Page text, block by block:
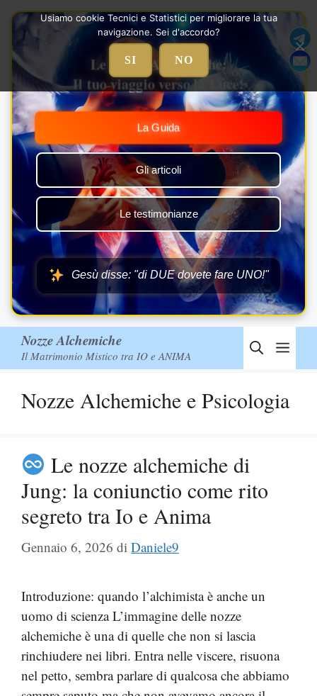
Vai
contenuto
Le Nozze Alchemiche:
Il tuo viaggio verso la Luce!
La Guida
Gli articoli
Le testimonianze
Gesù disse: "di DUE dovete fare UNO!"
Nozze Alchemiche
Il Matrimonio Mistico tra IO e ANIMA
Nozze Alchemiche e Psicologia
Le nozze alchemiche di
Jung: la coniunctio come rito
segreto tra Io e Anima
Gennaio 6, 2026 di Daniele9
Introduzione: quando l’alchimista è anche un
uomo di scienza L’immagine delle nozze
alchemiche è una di quelle che non si lascia
rinchiudere nei libri. Entra nelle viscere, risuona
nel petto, sembra parlare di qualcosa che abbiamo
Usiamo cookie Tecnici e Statistici per migliorare la tua
navigazione. Sei d'accordo?
SI NO